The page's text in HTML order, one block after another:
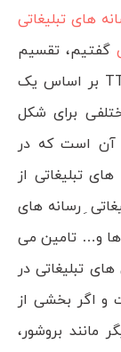
های تبلیغاتی
گفتیم، تقسیم
بندی رسانه های تبلیغاتی ATL ، BTL و TTL بر اساس یک
برای شکل
آن است که در
تبلیغاتی از
رسانه های
ها و… تامین می
تبلیغاتی در
و اگر بخشی از
مانند بروشور،